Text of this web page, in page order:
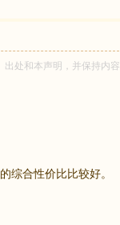
出处和本声明，并保持内容
综合性价比比较好。